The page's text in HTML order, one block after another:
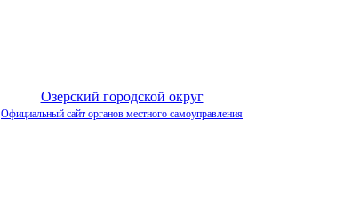
Озерский городской округ
Официальный сайт органов местного самоуправления